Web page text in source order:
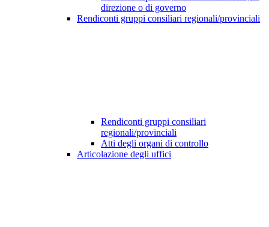
direzione o di governo
Rendiconti gruppi consiliari regionali/provinciali
Rendiconti gruppi consiliari
regionali/provinciali
Atti degli organi di controllo
Articolazione degli uffici